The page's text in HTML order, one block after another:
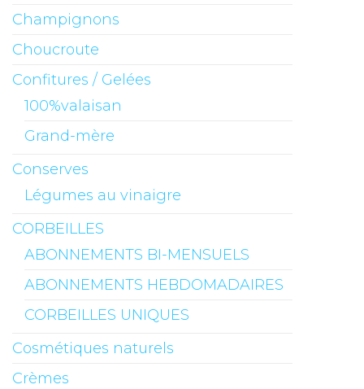
Champignons
Choucroute
Confitures / Gelées
100%valaisan
Grand-mère
Conserves
Légumes au vinaigre
CORBEILLES
ABONNEMENTS BI-MENSUELS
ABONNEMENTS HEBDOMADAIRES
CORBEILLES UNIQUES
Cosmétiques naturels
Crèmes